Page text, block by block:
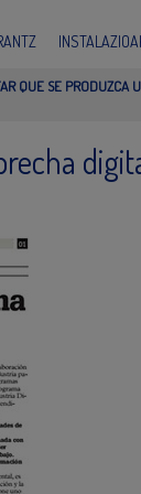
QUE SE PRODUZCA